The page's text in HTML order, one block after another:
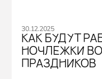
30.12.2025
КАК БУДУТ
НОЧЛЕЖКИ
ПРАЗДНИКОВ